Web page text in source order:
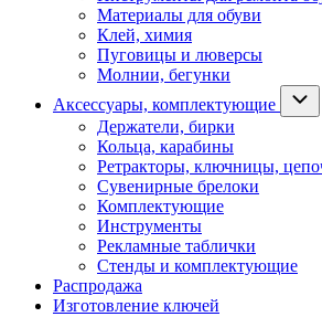
Материалы для обуви
Клей, химия
Пуговицы и люверсы
Молнии, бегунки
Аксессуары, комплектующие
Держатели, бирки
Кольца, карабины
Ретракторы, ключницы,
Сувенирные брелоки
Комплектующие
Инструменты
Рекламные таблички
Стенды и комплектующие
Распродажа
Изготовление ключей